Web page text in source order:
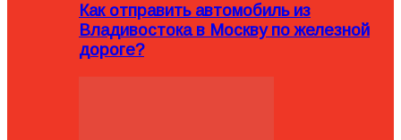
Как отправить автомобиль из
Владивостока в Москву по железной
дороге?